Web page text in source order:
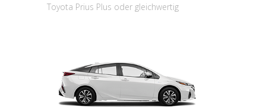
Toyota Prius Plus oder gleichwertig